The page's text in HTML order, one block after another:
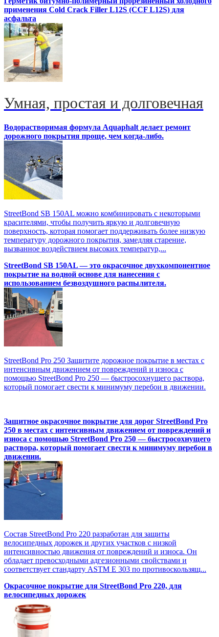
применения Cold Crack Filler L12S (ССF L12S) для
асфальта
Умная, простая и долговечная
Водорастворимая формула Aquaphalt делает ремонт
дорожного покрытия проще, чем когда-либо.
StreetBond SB 150AL можно комбинировать с некоторыми
красителями, чтобы получить яркую и долговечную
поверхность, которая помогает поддерживать более низкую
температуру дорожного покрытия, замедляя старение,
вызванное воздействием высоких температур,...
StreetBond SB 150AL — это окрасочное двухкомпонентное
покрытие на водной основе для нанесения с
использованием безвоздушного распылителя.
StreetBond Pro 250 Защитите дорожное покрытие в местах с
интенсивным движением от повреждений и износа с
помощью StreetBond Pro 250 — быстросохнущего раствора,
который помогает свести к минимуму перебои в движении.
Защитное окрасочное покрытие для дорог StreetBond Pro
250 в местах с интенсивным движением от повреждений и
износа с помощью StreetBond Pro 250 — быстросохнущего
раствора, который помогает свести к минимуму перебои в
движении.
Состав StreetBond Pro 220 разработан для защиты
велосипедных дорожек и других участков с низкой
интенсивностью движения от повреждений и износа. Он
обладает превосходными адгезионными свойствами и
соответствует стандарту ASTM E 303 по противоскользящ...
Окрасочное покрытие для StreetBond Pro 220, для
велосипедных дорожек